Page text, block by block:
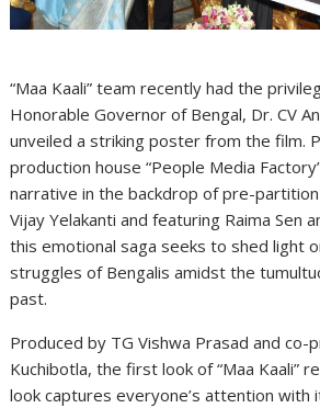
“Maa Kaali” team recently had the
Honorable Governor of Bengal, Dr. CV
unveiled a striking poster from the film.
production house “People Media
narrative in the backdrop of pre-
Vijay Yelakanti and featuring Raima Sen
this emotional saga seeks to shed light
struggles of Bengalis amidst the
past.
Produced by TG Vishwa Prasad and co-
Kuchibotla, the first look of “Maa Kaali”
look captures everyone’s attention with